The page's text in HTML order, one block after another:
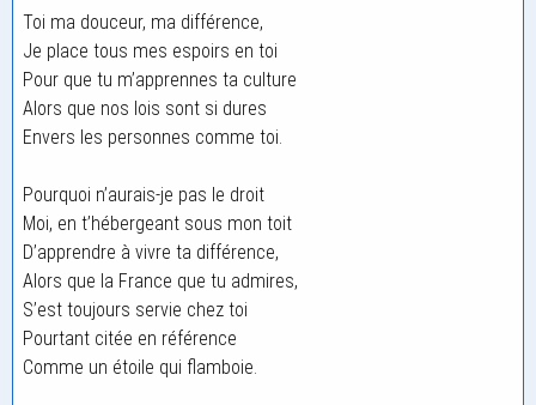
Toi ma douceur, ma différence,
Je place tous mes espoirs en toi
Pour que tu m’apprennes ta culture
Alors que nos lois sont si dures
Envers les personnes comme toi.
Pourquoi n’aurais-je pas le droit
Moi, en t’hébergeant sous mon toit
D’apprendre à vivre ta différence,
Alors que la France que tu admires,
S’est toujours servie chez toi
Pourtant citée en référence
Comme un étoile qui flamboie.